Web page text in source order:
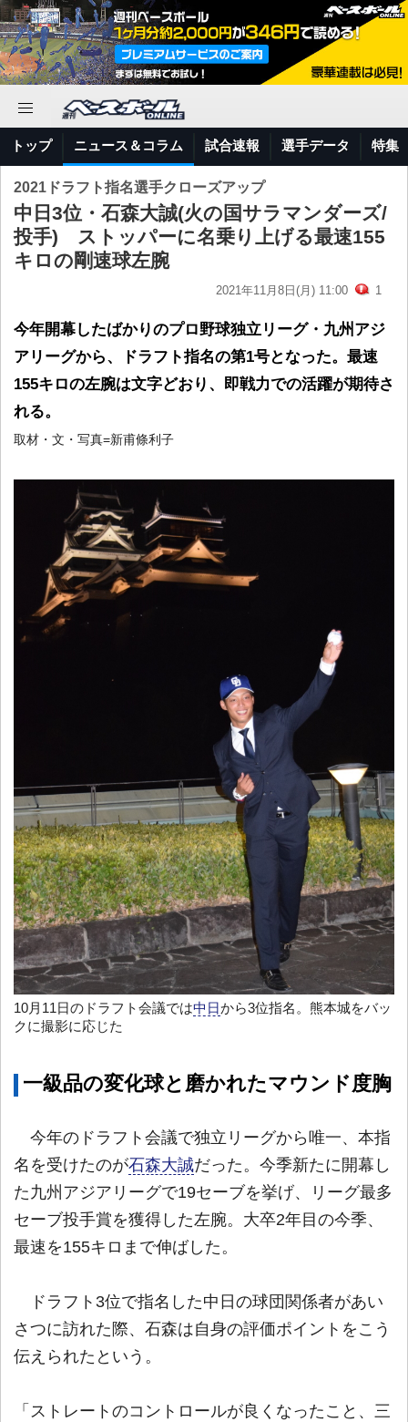
トップ ニュース＆コラム 試合速報 選手データ 特集
2021ドラフト指名選手クローズアップ
中日3位・石森大誠(火の国サラマンダーズ/
投手) ストッパーに名乗り上げる最速155
キロの剛速球左腕
2021年11月8日(月) 11:00 1
今年開幕したばかりのプロ野球独立リーグ・九州アジ
アリーグから、ドラフト指名の第1号となった。最速
155キロの左腕は文字どおり、即戦力での活躍が期待さ
れる。
取材・文・写真=新甫條利子
10月11日のドラフト会議では中日から3位指名。熊本城をバッ
クに撮影に応じた
一級品の変化球と磨かれたマウンド度胸
今年のドラフト会議で独立リーグから唯一、本指
名を受けたのが石森大誠だった。今季新たに開幕し
た九州アジアリーグで19セーブを挙げ、リーグ最多
セーブ投手賞を獲得した左腕。大卒2年目の今季、
最速を155キロまで伸ばした。
ドラフト3位で指名した中日の球団関係者があい
さつに訪れた際、石森は自身の評価ポイントをこう
伝えられたという。
「ストレートのコントロールが良くなったこと、三